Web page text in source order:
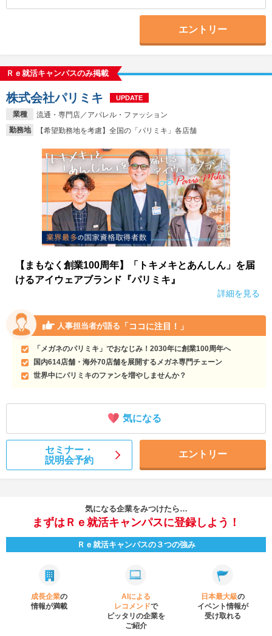
エントリー
Ｒｅ就活キャンパスのみ掲載
業種
流通・専門店／アパレル・ファッション
勤務地
【希望勤務地を考慮】全国の「パリミキ」各店舗
株式会社パリミキ UPDATE
【まもなく創業100周年】「トキメキとあんしん」を届
けるアイウェアブランド『パリミキ』
詳細を見る
人事担当者が語る 「ココに注目！」
「メガネのパリミキ」でおなじみ！2030年に創業100周年へ
国内614店舗・海外70店舗を展開するメガネ専門チェーン
世界中にパリミキのファンを増やしませんか？
気になる
セミナー・
説明会予約
エントリー
気になる企業をみつけたら…
まずはＲｅ就活キャンパスに登録しよう！
Ｒｅ就活キャンパスの３つの強み
成長企業の
情報が満載
AIによる
レコメンドで
ピッタリの企業を
ご紹介
日本最大級の
イベント情報が
受け取れる